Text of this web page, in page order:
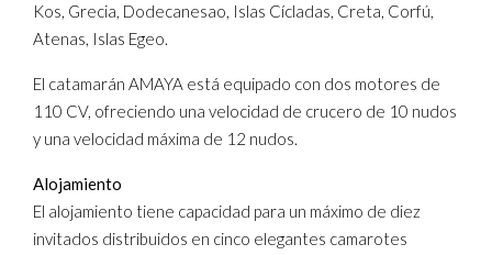
Kos, Grecia, Dodecanesao, Islas Cícladas, Creta, Corfú,
Atenas, Islas Egeo.
El catamarán AMAYA está equipado con dos motores de
110 CV, ofreciendo una velocidad de crucero de 10 nudos
y una velocidad máxima de 12 nudos.
Alojamiento
El alojamiento tiene capacidad para un máximo de diez
invitados distribuidos en cinco elegantes camarotes